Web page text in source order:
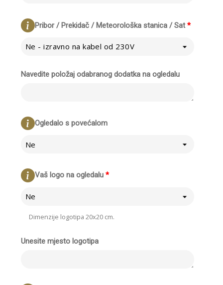
*
Pribor / Prekidač / Meteorološka stanica / Sat
Ne - izravno na kabel od 230V
Navedite položaj odabranog dodatka na ogledalu
Ogledalo s povećalom
Ne
*
Vaš logo na ogledalu
Ne
Dimenzije logotipa 20x20 cm.
Unesite mjesto logotipa